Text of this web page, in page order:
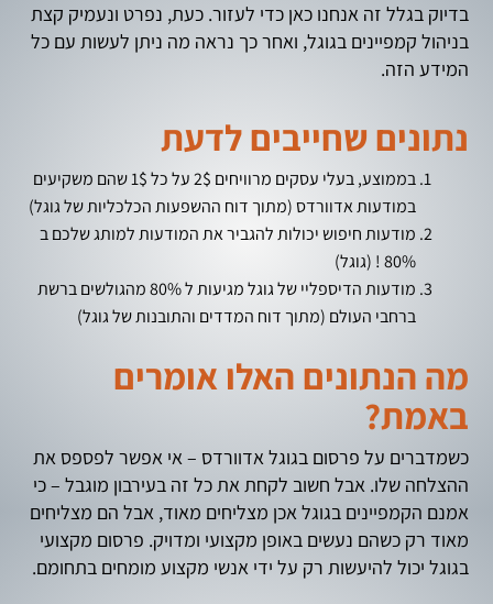
בדיוק בגלל זה אנחנו כאן כדי לעזור. כעת, נפרט ונעמיק קצת
בניהול קמפיינים בגוגל, ואחר כך נראה מה ניתן לעשות עם כל
המידע הזה.
נתונים שחייבים לדעת
בממוצע, בעלי עסקים מרוויחים 2$ על כל 1$ שהם משקיעים
במודעות אדוורדס (מתוך דוח ההשפעות הכלכליות של גוגל)
מודעות חיפוש יכולות להגביר את המודעות למותג שלכם ב
80% ! (גוגל)
מודעות הדיספליי של גוגל מגיעות ל 80% מהגולשים ברשת
ברחבי העולם (מתוך דוח המדדים והתובנות של גוגל)
מה הנתונים האלו אומרים
באמת?
כשמדברים על פרסום בגוגל אדוורדס – אי אפשר לפספס את
ההצלחה שלו. אבל חשוב לקחת את כל זה בעירבון מוגבל – כי
אמנם הקמפיינים בגוגל אכן מצליחים מאוד, אבל הם מצליחים
מאוד רק כשהם נעשים באופן מקצועי ומדויק. פרסום מקצועי
בגוגל יכול להיעשות רק על ידי אנשי מקצוע מומחים בתחומם.